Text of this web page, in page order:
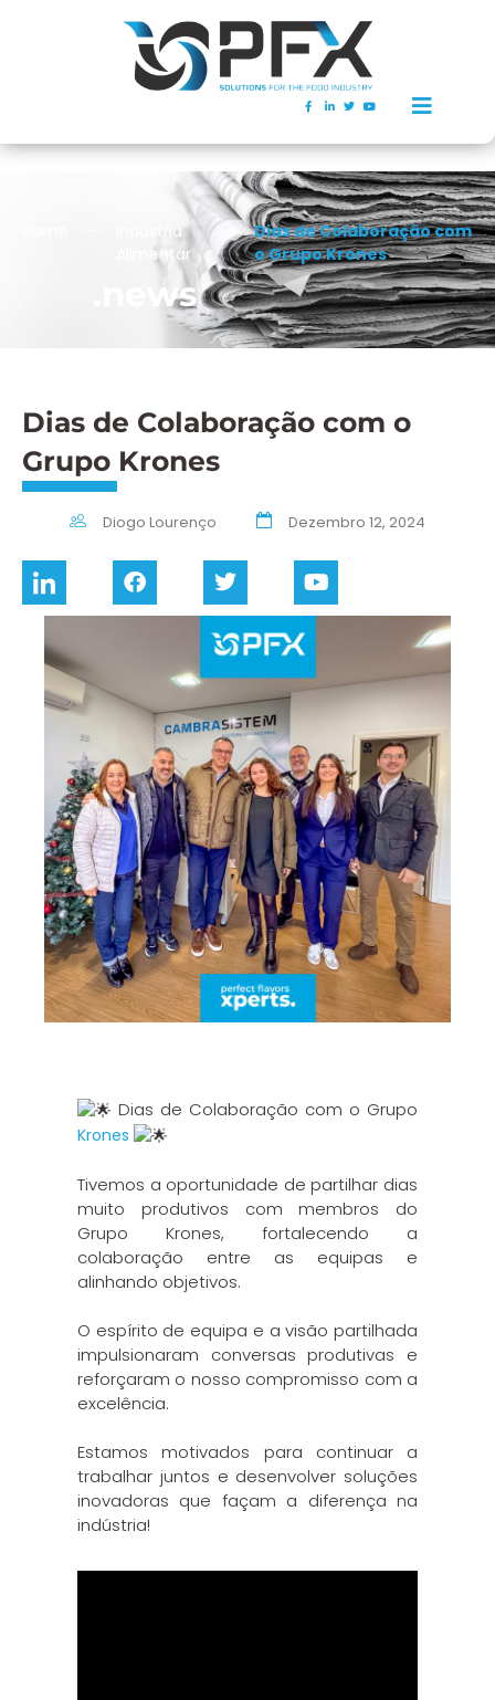
Indústria
Alimentar
Dias de Colaboração com
o Grupo Krones
.news
Dias de Colaboração com o
Grupo Krones
Diogo Lourenço Dezembro 12, 2024
Dias de Colaboração com o Grupo
Krones
Tivemos a oportunidade de partilhar dias
muito produtivos com membros do
Grupo Krones, fortalecendo a
colaboração entre as equipas e
alinhando objetivos.
O espírito de equipa e a visão partilhada
impulsionaram conversas produtivas e
reforçaram o nosso compromisso com a
excelência.
Estamos motivados para continuar a
trabalhar juntos e desenvolver soluções
inovadoras que façam a diferença na
indústria!